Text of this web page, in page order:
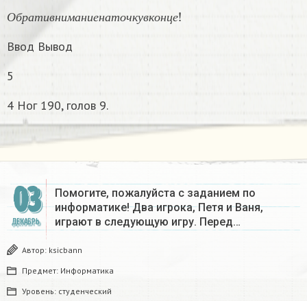
О б р а т и в н има н и е н а т о ч к у в к о н ц е
О б е
Ввод Вывод
5
4 Ног 190, голов 9.
03
ДЕКАБРЬ
Помогите, пожалуйста с заданием по
информатике! Два игрока, Петя и Ваня,
играют в следующую игру. Перед…
Автор: ksicbann
Предмет: Информатика
Уровень: студенческий